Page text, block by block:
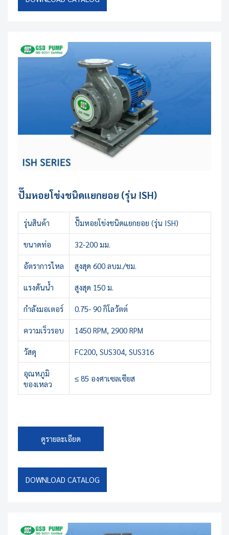
ปั๊มหอยโข่งชนิดแยกยอย (รุ่น ISH)
รุ่นสินค้า ปั๊มหอยโข่งชนิดแยกยอย (รุ่น ISH)
ขนาดท่อ 32-200 มม.
อัตราการไหล สูงสุด 600 ลบม./ชม.
แรงดันน้ำ สูงสุด 150 ม.
กำลังมอเตอร์ 0.75- 90 กิโลวัตต์
ความเร็วรอบ 1450 RPM, 2900 RPM
วัสดุ FC200, SUS304, SUS316
อุณหภูมิ
ของเหลว
≤ 85 องศาเซลเซียส
ดูรายละเอียด
DOWNLOAD CATALOG